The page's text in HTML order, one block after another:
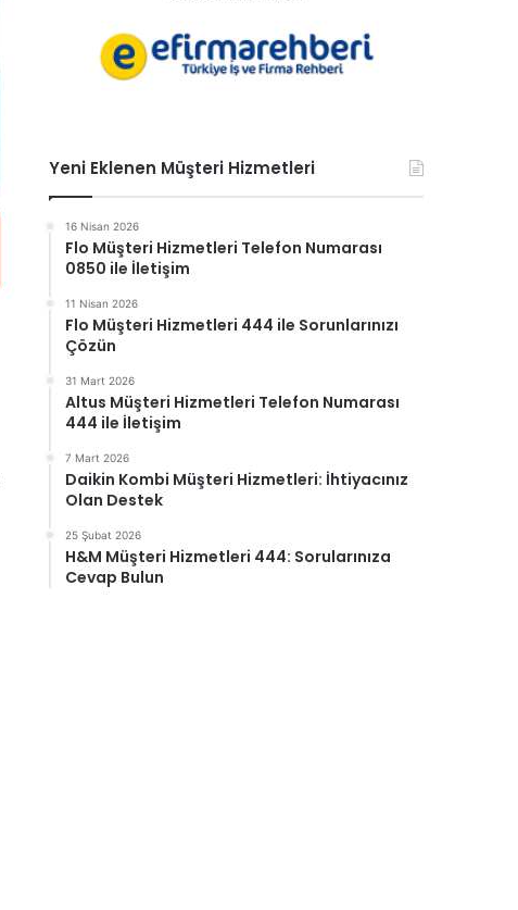
Yeni Eklenen Müşteri Hizmetleri
16 Nisan 2026
Flo Müşteri Hizmetleri Telefon Numarası
0850 ile İletişim
11 Nisan 2026
Flo Müşteri Hizmetleri 444 ile Sorunlarınızı
Çözün
31 Mart 2026
Altus Müşteri Hizmetleri Telefon Numarası
444 ile İletişim
7 Mart 2026
Daikin Kombi Müşteri Hizmetleri: İhtiyacınız
Olan Destek
25 Şubat 2026
H&M Müşteri Hizmetleri 444: Sorularınıza
Cevap Bulun